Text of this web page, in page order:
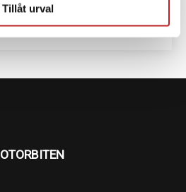
Tillåt urval
och ...